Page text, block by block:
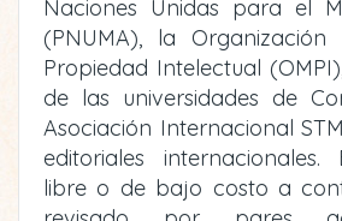
Naciones Unidas para el
(PNUMA), la
Propiedad Intelectual
de las universidades de
Asociación Internacional
editoriales internacionales.
libre o de bajo costo a